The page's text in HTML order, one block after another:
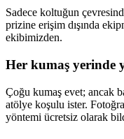
Sadece koltuğun
prizine erişim dışında
ekibimizden.
Her kumaş yerinde
Çoğu kumaş evet; ancak
atölye koşulu ister.
yöntemi ücretsiz olarak